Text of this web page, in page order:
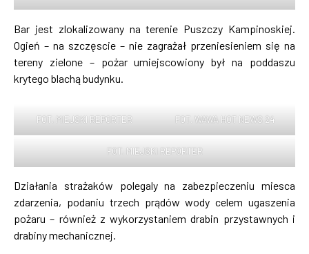
Bar jest zlokalizowany na terenie Puszczy Kampinoskiej.
Ogień – na szczęscie – nie zagrażał przeniesieniem się na
tereny zielone – pożar umiejscowiony był na poddaszu
krytego blachą budynku.
FOT. MIEJSKI REPORTER FOT. WAWA HOT NEWS 24
FOT. MIEJSKI REPORTER
Działania strażaków polegaly na zabezpieczeniu miesca
zdarzenia, podaniu trzech prądów wody celem ugaszenia
pożaru – również z wykorzystaniem drabin przystawnych i
drabiny mechanicznej.